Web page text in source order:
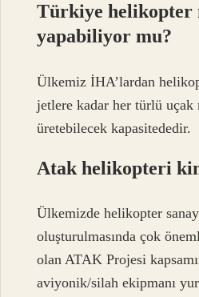
Türkiye helikopter
yapabiliyor mu?
Ülkemiz İHA’lardan
jetlere kadar her türlü uçak
üretebilecek kapasitededir.
Atak helikopteri
Ülkemizde helikopter
oluşturulmasında çok
olan ATAK Projesi
aviyonik/silah ekipmanı